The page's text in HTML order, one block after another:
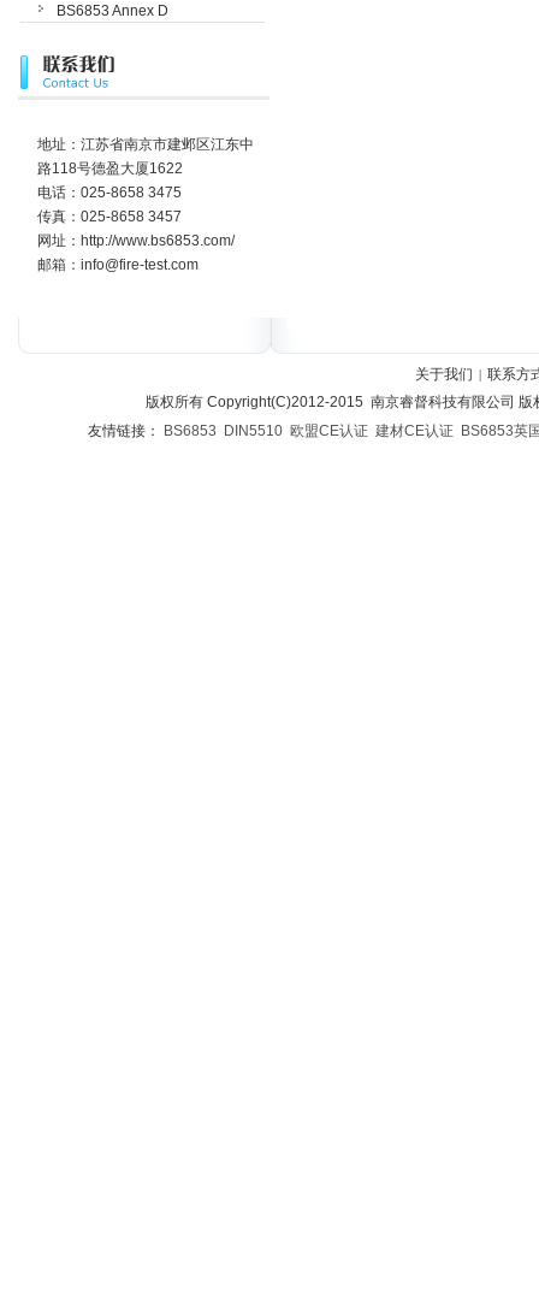
BS6853 Annex D
地址：江苏省南京市建邺区江东中
路118号德盈大厦1622
电话：025-8658 3475
传真：025-8658 3457
网址：http://www.bs6853.com/
邮箱：info@fire-test.com
关于我们 | 联系方
版权所有 Copyright(C)2012-2015 南京睿督科技有限公司
友情链接：
BS6853 DIN5510 欧盟CE认证 建材CE认证 BS6853英